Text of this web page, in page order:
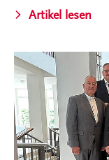
Artikel lesen